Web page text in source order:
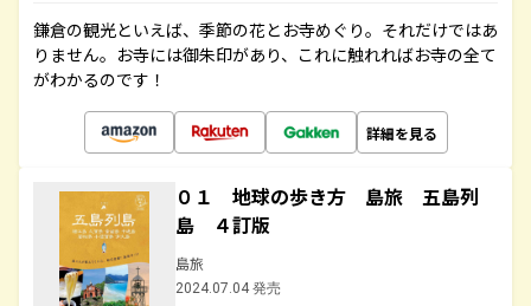
鎌倉の観光といえば、季節の花とお寺めぐり。それだけではあ
りません。お寺には御朱印があり、これに触れればお寺の全て
がわかるのです！
詳細を見る
０１ 地球の歩き方 島旅 五島列
島 ４訂版
島旅
2024.07.04 発売